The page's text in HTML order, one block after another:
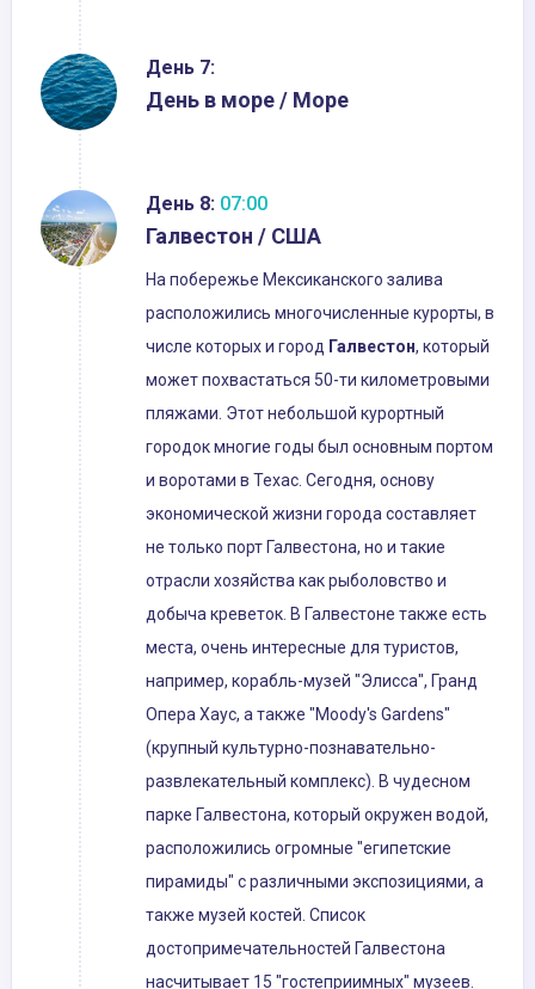
День 7:
День в море / Море
День 8: 07:00
Галвестон / США
На побережье Мексиканского залива
расположились многочисленные курорты, в
числе которых и город Галвестон, который
может похвастаться 50-ти километровыми
пляжами. Этот небольшой курортный
городок многие годы был основным портом
и воротами в Техас. Сегодня, основу
экономической жизни города составляет
не только порт Галвестона, но и такие
отрасли хозяйства как рыболовство и
добыча креветок. В Галвестоне также есть
места, очень интересные для туристов,
например, корабль-музей "Элисса", Гранд
Опера Хаус, а также "Moody's Gardens"
(крупный культурно-познавательно-
развлекательный комплекс). В чудесном
парке Галвестона, который окружен водой,
расположились огромные "египетские
пирамиды" с различными экспозициями, а
также музей костей. Список
достопримечательностей Галвестона
насчитывает 15 "гостеприимных" музеев.